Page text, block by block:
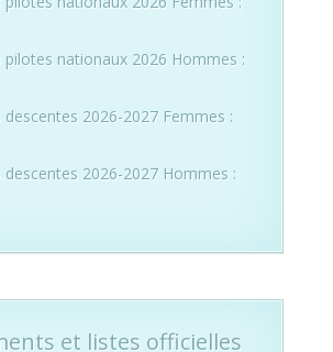
pilotes nationaux 2026 Hommes :
descentes 2026-2027 Femmes :
descentes 2026-2027 Hommes :
et listes officielles